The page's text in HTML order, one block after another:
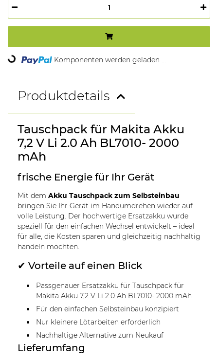
Komponenten werden geladen ...
Produktdetails
Tauschpack für Makita Akku
7,2 V Li 2.0 Ah BL7010- 2000
mAh
frische Energie für Ihr Gerät
Mit dem Akku Tauschpack zum Selbsteinbau
bringen Sie Ihr Gerät im Handumdrehen wieder auf
volle Leistung. Der hochwertige Ersatzakku wurde
speziell für den einfachen Wechsel entwickelt – ideal
für alle, die Kosten sparen und gleichzeitig nachhaltig
handeln möchten.
✔ Vorteile auf einen Blick
Passgenauer Ersatzakku für Tauschpack für
Makita Akku 7,2 V Li 2.0 Ah BL7010- 2000 mAh
Für den einfachen Selbsteinbau konzipiert
Nur kleinere Lötarbeiten erforderlich
Nachhaltige Alternative zum Neukauf
Lieferumfang